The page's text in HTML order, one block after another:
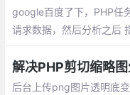
google百度了下，PHP任
请求数据，然后分析之后
是对于定时任务这一块怎
后台上传png图片透明底